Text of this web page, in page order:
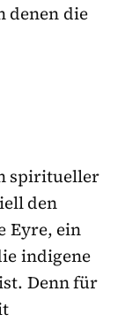
denen die
spiritueller
den
Eyre, ein
indigene
Denn für